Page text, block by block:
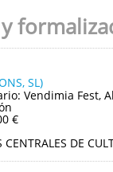
SL)
Vendimia Fest,
€
CENTRALES DE